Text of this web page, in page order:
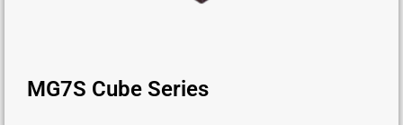
MG7S Cube Series